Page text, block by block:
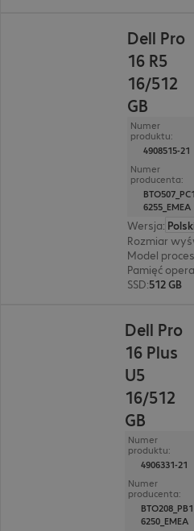
Dell Pro
16 R5
16/512
GB
Numer
produktu:
4908515-21
Numer
producenta:
BTO507_PC1
6255_EMEA
Wersja:
Rozmiar
Model
Pamięć
SSD:512 GB
Dell Pro
16 Plus
U5
16/512
GB
Numer
produktu:
4906331-21
Numer
producenta:
BTO208_PB1
6250_EMEA